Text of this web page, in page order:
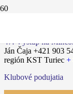
47. Výstup na
Ján Čaja +421 903
región KST Turiec +
Klubové podujatia